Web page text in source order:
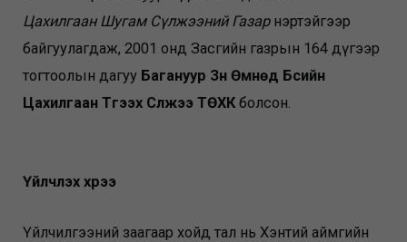
Цахилгаан Шугам Сүлжээний Газарнэртэйгээр
байгуулагдаж, 2001 онд Засгийн газрын 164 дүгээр
тогтоолын дагуу Багануур Зүүн Өмнөд Бүсийн
Цахилгаан Түгээх Сүлжээ ТӨХКболсон.
Үйлчлэх хүрээ
Үйлчилгээний заагаар хойд тал нь Хэнтий аймгийн